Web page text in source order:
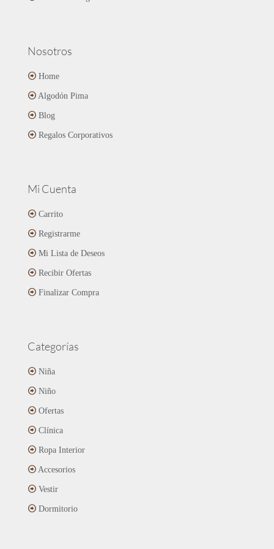
producto
Nosotros
Home
Algodón Pima
Blog
Regalos Corporativos
Mi Cuenta
Carrito
Registrarme
Mi Lista de Deseos
Recibir Ofertas
Finalizar Compra
Categorías
Niña
Niño
Ofertas
Clínica
Ropa Interior
Accesorios
Vestir
Dormitorio